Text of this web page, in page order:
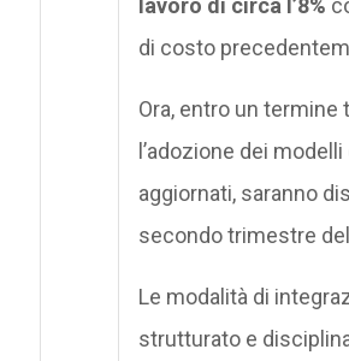
lavoro di circa l’8%
di costo
Ora, entro un
l’adozione dei
aggiornati, saranno
secondo trimestre
Le modalità di
strutturato e